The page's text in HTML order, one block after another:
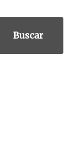
Buscar